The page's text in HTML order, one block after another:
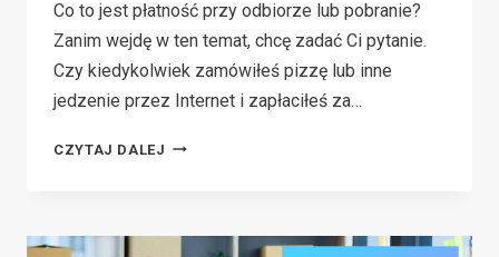
Co to jest płatność przy odbiorze lub pobranie?
Zanim wejdę w ten temat, chcę zadać Ci pytanie.
Czy kiedykolwiek zamówiłeś pizzę lub inne
jedzenie przez Internet i zapłaciłeś za…
CZYTAJ DALEJ CO
PŁATNOŚĆ